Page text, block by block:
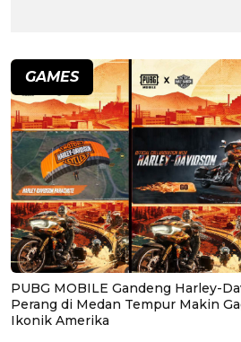
GAMES
PUBG MOBILE Gandeng Harley-
Perang di Medan Tempur Makin
Ikonik Amerika